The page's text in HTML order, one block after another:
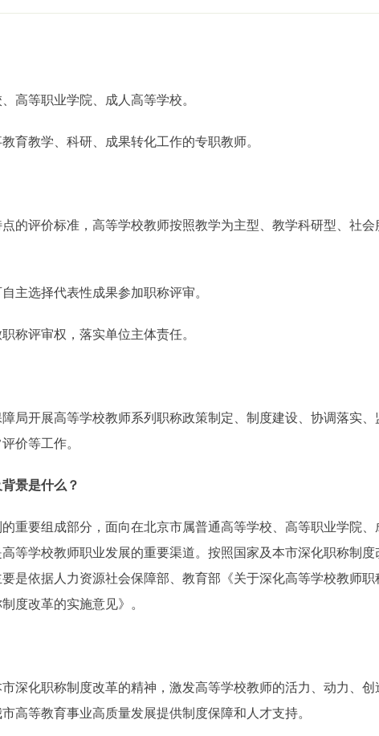
等职业学院、成人高等学校。
教学、科研、成果转化工作的专职教师。
评价标准，高等学校教师按照教学为主型、教学科研型、社会
选择代表性成果参加职称评审。
评审权，落实单位主体责任。
开展高等学校教师系列职称政策制定、制度建设、协调落实、
价等工作。
景是什么？
要组成部分，面向在北京市属普通高等学校、高等职业学院、
等学校教师职业发展的重要渠道。按照国家及本市深化职称制
是依据人力资源社会保障部、教育部《关于深化高等学校教师
度改革的实施意见》。
化职称制度改革的精神，激发高等学校教师的活力、动力、创
高等教育事业高质量发展提供制度保障和人才支持。